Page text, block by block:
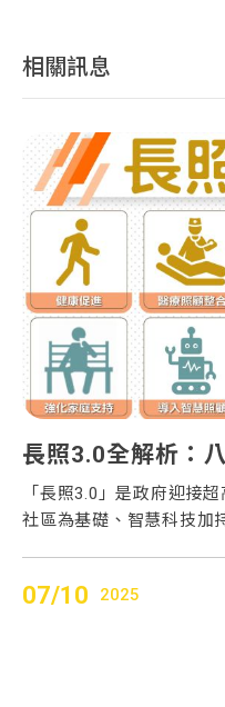
相關訊息
「長照3.0」是政府迎接
社區為基礎、智慧科技加
07/10 2025